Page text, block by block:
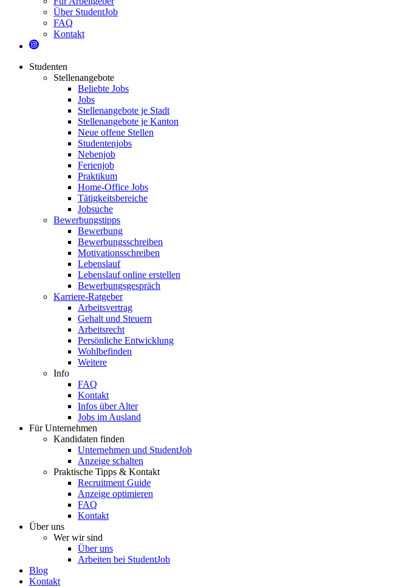
Über StudentJob
FAQ
Kontakt
Studenten
Stellenangebote
Beliebte Jobs
Jobs
Stellenangebote je Stadt
Stellenangebote je Kanton
Neue offene Stellen
Studentenjobs
Nebenjob
Ferienjob
Praktikum
Home-Office Jobs
Tätigkeitsbereiche
Jobsuche
Bewerbungstipps
Bewerbung
Bewerbungsschreiben
Motivationsschreiben
Lebenslauf
Lebenslauf online erstellen
Bewerbungsgespräch
Karriere-Ratgeber
Arbeitsvertrag
Gehalt und Steuern
Arbeitsrecht
Persönliche Entwicklung
Wohlbefinden
Weitere
Info
FAQ
Kontakt
Infos über Alter
Jobs im Ausland
Für Unternehmen
Kandidaten finden
Unternehmen und StudentJob
Anzeige schalten
Praktische Tipps & Kontakt
Recruitment Guide
Anzeige optimieren
FAQ
Kontakt
Über uns
Wer wir sind
Über uns
Arbeiten bei StudentJob
Blog
Kontakt